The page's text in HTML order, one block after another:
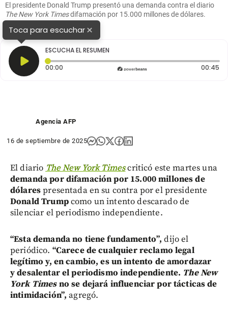
El presidente Donald Trump presentó una demanda contra el diario
The New York Timesdifamación por 15.000 millones de dólares.
FOTO: GETTY
Toca para escuchar×
ESCUCHA EL RESUMEN
00:00 Tiempo transcurrido: 0 segundos 00:45
Agencia AFP
16 de septiembre de 2025
El diario The New York Timescriticó este martes una
demanda por difamación por15.000 millones de
dólarespresentada en su contra por el presidente
Donald Trumpcomo un intento descarado de
silenciar el periodismo independiente.
“Esta demanda no tiene fundamento”, dijo el
periódico. “Carece de cualquier reclamo legal
legítimo y, en cambio, es un intento de amordazar
y desalentar el periodismo independiente. The New
York Timesno se dejará influenciar por tácticas de
intimidación”, agregó.